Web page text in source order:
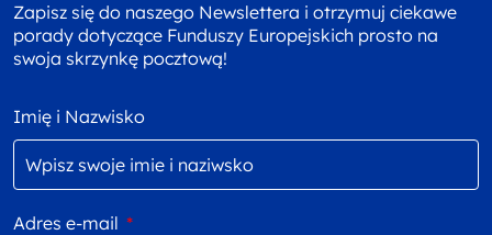
Zapisz się do naszego Newslettera i otrzymuj ciekawe
porady dotyczące Funduszy Europejskich prosto na
swoja skrzynkę pocztową!
Imię i Nazwisko
Adres e-mail *